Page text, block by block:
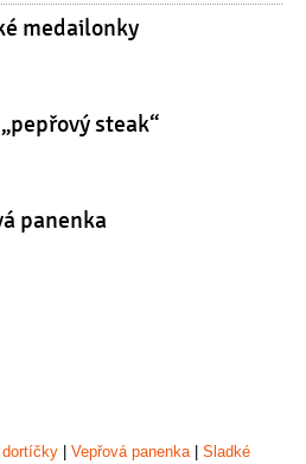
medailonky
steak“
panenka
dortíčky | Vepřová panenka | Sladké